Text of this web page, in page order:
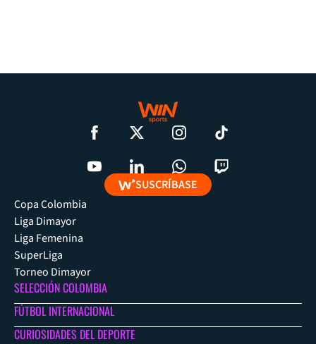
SUSCRÍBASE
Copa Colombia
Liga Dimayor
Liga Femenina
SuperLiga
Torneo Dimayor
SELECCIÓN COLOMBIA
FÚTBOL INTERNACIONAL
CURIOSIDADES DEL DEPORTE